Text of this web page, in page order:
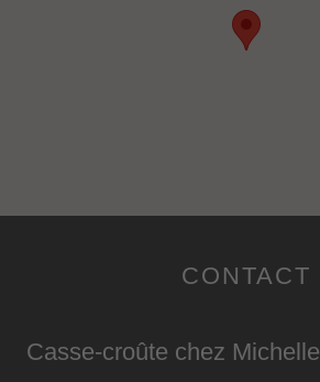
CONTACT
Casse-croûte chez Michelle